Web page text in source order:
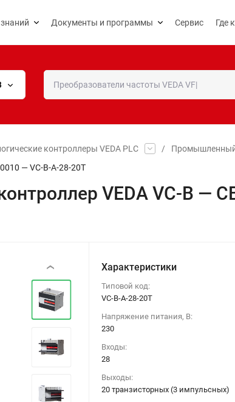
Документы и программы Сервис Где
контроллеры VEDA PLC /
Промышленный
— VC-В-A-28-20T
VEDA VC-B —
‹ Характеристики
Типовой код:
VC-B-A-28-20T
Напряжение питания, В:
230
Входы:
28
Выходы:
20 транзисторных (3 импульсных)